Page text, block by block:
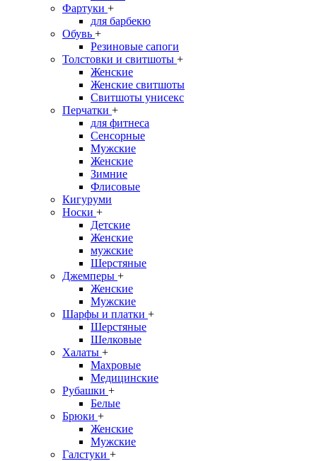
Фартуки +
для барбекю
Обувь +
Резиновые сапоги
Толстовки и свитшоты +
Женские
Женские свитшоты
Свитшоты унисекс
Перчатки +
для фитнеса
Сенсорные
Мужские
Женские
Зимние
Флисовые
Кигуруми
Носки +
Детские
Женские
мужские
Шерстяные
Джемперы +
Женские
Мужские
Шарфы и платки +
Шерстяные
Шелковые
Халаты +
Махровые
Медицинские
Рубашки +
Белые
Брюки +
Женские
Мужские
Галстуки +